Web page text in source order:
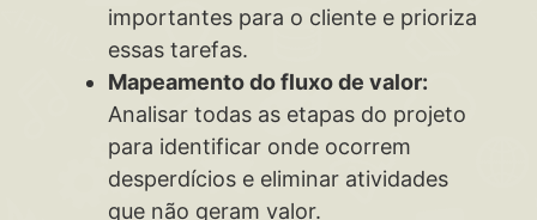
importantes para o cliente e prioriza
essas tarefas.
Mapeamento do fluxo de valor:
Analisar todas as etapas do projeto
para identificar onde ocorrem
desperdícios e eliminar atividades
que não geram valor.